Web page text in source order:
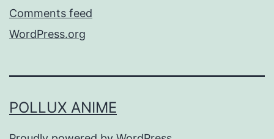
Comments feed
WordPress.org
POLLUX ANIME